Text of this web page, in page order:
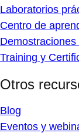
Laboratorios
Centro de
Training y
Otros
Blog
Eventos y